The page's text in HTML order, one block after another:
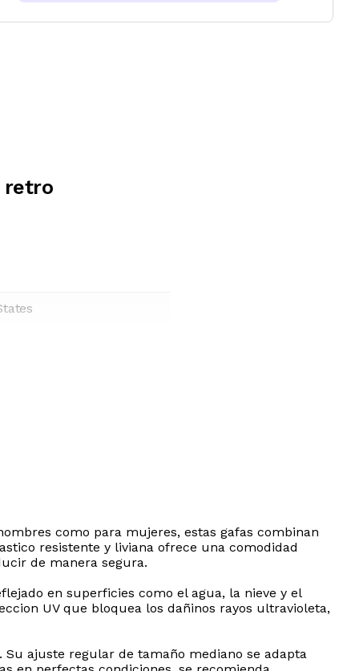
retro
como para mujeres, estas gafas combinan
resistente y liviana ofrece una comodidad
de manera segura.
en superficies como el agua, la nieve y el
UV que bloquea los dañinos rayos ultravioleta,
ajuste regular de tamaño mediano se adapta